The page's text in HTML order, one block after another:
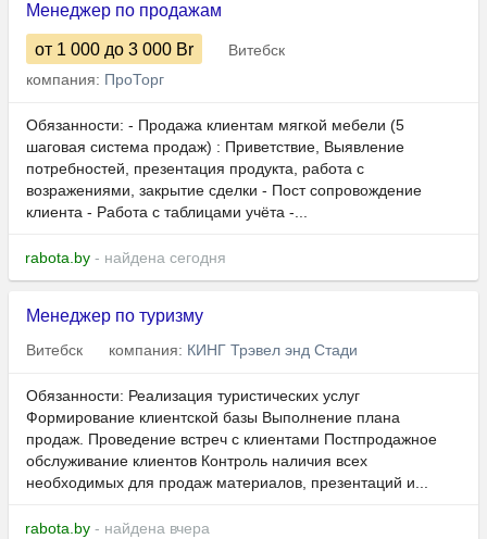
Менеджер по продажам
от 1 000 до 3 000 Br
Витебск
компания: ПроТорг
Обязанности: - Продажа клиентам мягкой мебели (5
шаговая система продаж) : Приветствие, Выявление
потребностей, презентация продукта, работа с
возражениями, закрытие сделки - Пост сопровождение
клиента - Работа с таблицами учёта -...
rabota.by - найдена сегодня
Менеджер по туризму
Витебск компания: КИНГ Трэвел энд Стади
Обязанности: Реализация туристических услуг
Формирование клиентской базы Выполнение плана
продаж. Проведение встреч с клиентами Постпродажное
обслуживание клиентов Контроль наличия всех
необходимых для продаж материалов, презентаций и...
rabota.by - найдена вчера